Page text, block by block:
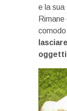
e la sua
comodo
oggetti